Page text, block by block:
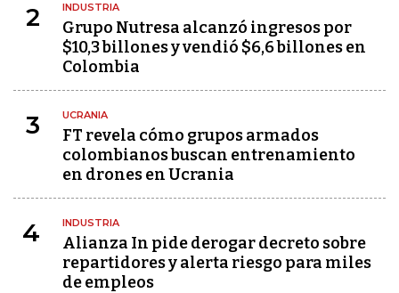
2 INDUSTRIA
Grupo Nutresa alcanzó ingresos por
$10,3 billones y vendió $6,6 billones en
Colombia
3 UCRANIA
FT revela cómo grupos armados
colombianos buscan entrenamiento
en drones en Ucrania
4 INDUSTRIA
Alianza In pide derogar decreto sobre
repartidores y alerta riesgo para miles
de empleos